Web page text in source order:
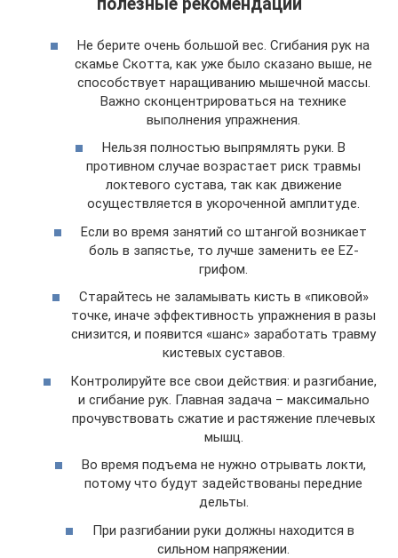
полезные рекомендации
Не берите очень большой вес. Сгибания рук на
скамье Скотта, как уже было сказано выше, не
способствует наращиванию мышечной массы.
Важно сконцентрироваться на технике
выполнения упражнения.
Нельзя полностью выпрямлять руки. В
противном случае возрастает риск травмы
локтевого сустава, так как движение
осуществляется в укороченной амплитуде.
Если во время занятий со штангой возникает
боль в запястье, то лучше заменить ее EZ-
грифом.
Старайтесь не заламывать кисть в «пиковой»
точке, иначе эффективность упражнения в разы
снизится, и появится «шанс» заработать травму
кистевых суставов.
Контролируйте все свои действия: и разгибание,
и сгибание рук. Главная задача – максимально
прочувствовать сжатие и растяжение плечевых
мышц.
Во время подъема не нужно отрывать локти,
потому что будут задействованы передние
дельты.
При разгибании руки должны находится в
сильном напряжении.